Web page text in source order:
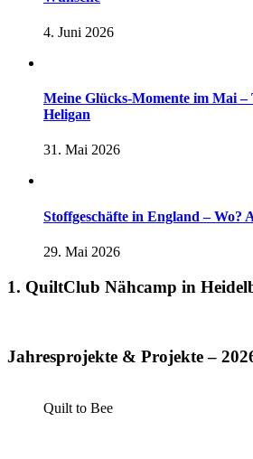
4. Juni 2026
Meine Glücks-Momente im Mai –
Heligan
31. Mai 2026
Stoffgeschäfte in England – Wo?
29. Mai 2026
1. QuiltClub Nähcamp in
Jahresprojekte & Projekte –
Quilt to Bee